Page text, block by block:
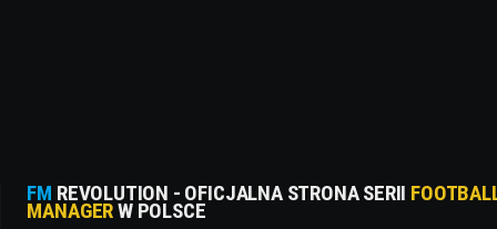
FM REVOLUTION - OFICJALNA STRONA SERII
MANAGERW POLSCE